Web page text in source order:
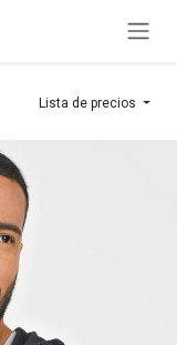
Lista de precios